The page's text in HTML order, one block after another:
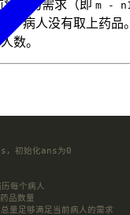
人的需求（即 m -
个病人没有取上药品
数。